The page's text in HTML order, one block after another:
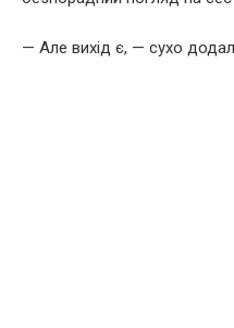
— Але вихід є, — сухо